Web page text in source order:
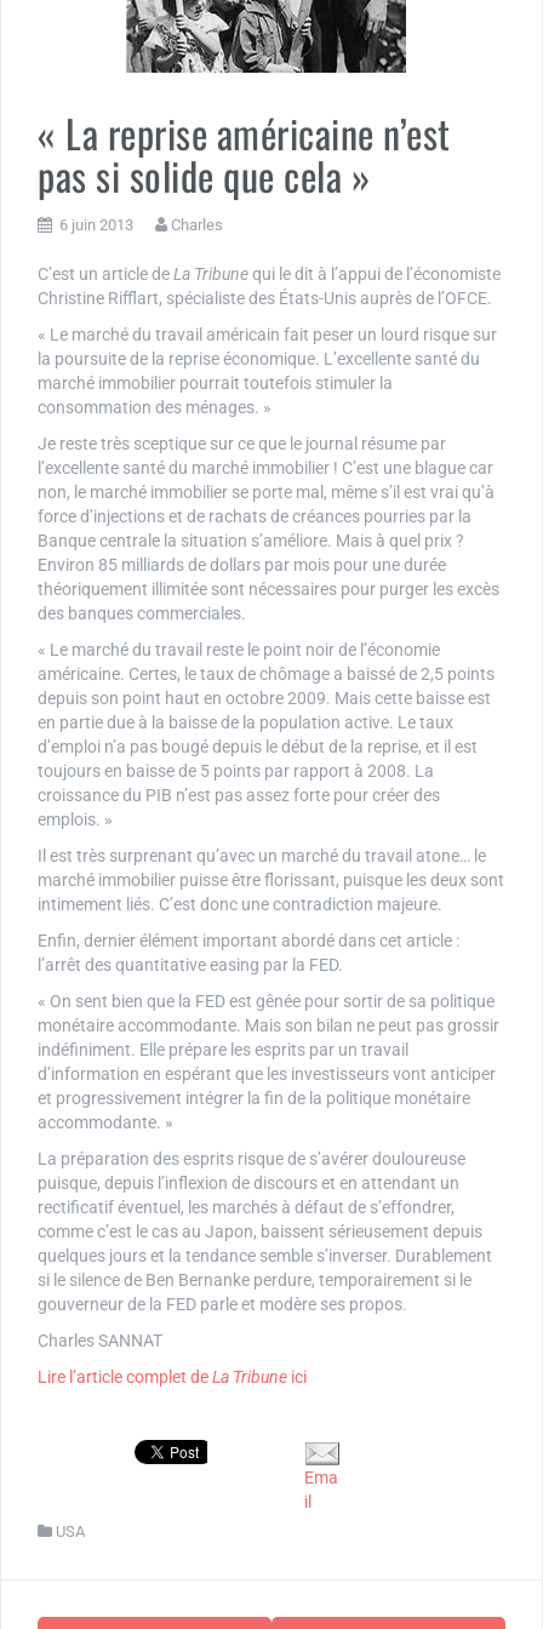
« La reprise américaine n’est
pas si solide que cela »
6 juin 2013 Charles
C’est un article deLa Tribunequi le dit à l’appui de l’économiste
Christine Rifflart, spécialiste des États-Unis auprès de l’OFCE.
« Le marché du travail américain fait peser un lourd risque sur
la poursuite de la reprise économique. L’excellente santé du
marché immobilier pourrait toutefois stimuler la
consommation des ménages. »
Je reste très sceptique sur ce que le journal résume par
l’excellente santé du marché immobilier ! C’est une blague car
non, le marché immobilier se porte mal, même s’il est vrai qu’à
force d’injections et de rachats de créances pourries par la
Banque centrale la situation s’améliore. Mais à quel prix ?
Environ 85 milliards de dollars par mois pour une durée
théoriquement illimitée sont nécessaires pour purger les excès
des banques commerciales.
« Le marché du travail reste le point noir de l’économie
américaine. Certes, le taux de chômage a baissé de 2,5 points
depuis son point haut en octobre 2009. Mais cette baisse est
en partie due à la baisse de la population active. Le taux
d’emploi n’a pas bougé depuis le début de la reprise, et il est
toujours en baisse de 5 points par rapport à 2008. La
croissance du PIB n’est pas assez forte pour créer des
emplois. »
Il est très surprenant qu’avec un marché du travail atone… le
marché immobilier puisse être florissant, puisque les deux sont
intimement liés. C’est donc une contradiction majeure.
Enfin, dernier élément important abordé dans cet article :
l’arrêt des quantitative easing par la FED.
« On sent bien que la FED est gênée pour sortir de sa politique
monétaire accommodante. Mais son bilan ne peut pas grossir
indéfiniment. Elle prépare les esprits par un travail
d’information en espérant que les investisseurs vont anticiper
et progressivement intégrer la fin de la politique monétaire
accommodante. »
La préparation des esprits risque de s’avérer douloureuse
puisque, depuis l’inflexion de discours et en attendant un
rectificatif éventuel, les marchés à défaut de s’effondrer,
comme c’est le cas au Japon, baissent sérieusement depuis
quelques jours et la tendance semble s’inverser. Durablement
si le silence de Ben Bernanke perdure, temporairement si le
gouverneur de la FED parle et modère ses propos.
Charles SANNAT
Lire l’article complet deLa Tribune ici
Ema
il
USA